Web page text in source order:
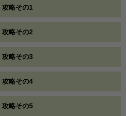
攻略その1
攻略その2
攻略その3
攻略その4
攻略その5